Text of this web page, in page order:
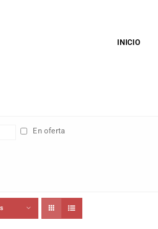
INICIO
En oferta